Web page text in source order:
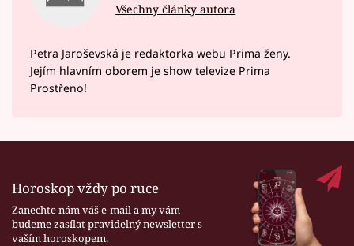
Všechny články autora
Petra Jaroševská je redaktorka webu Prima ženy.
Jejím hlavním oborem je show televize Prima
Prostřeno!
Horoskop vždy po ruce
Zanechte nám váš e-mail a my vám
budeme zasílat pravidelný newsletter s
vaším horoskopem.